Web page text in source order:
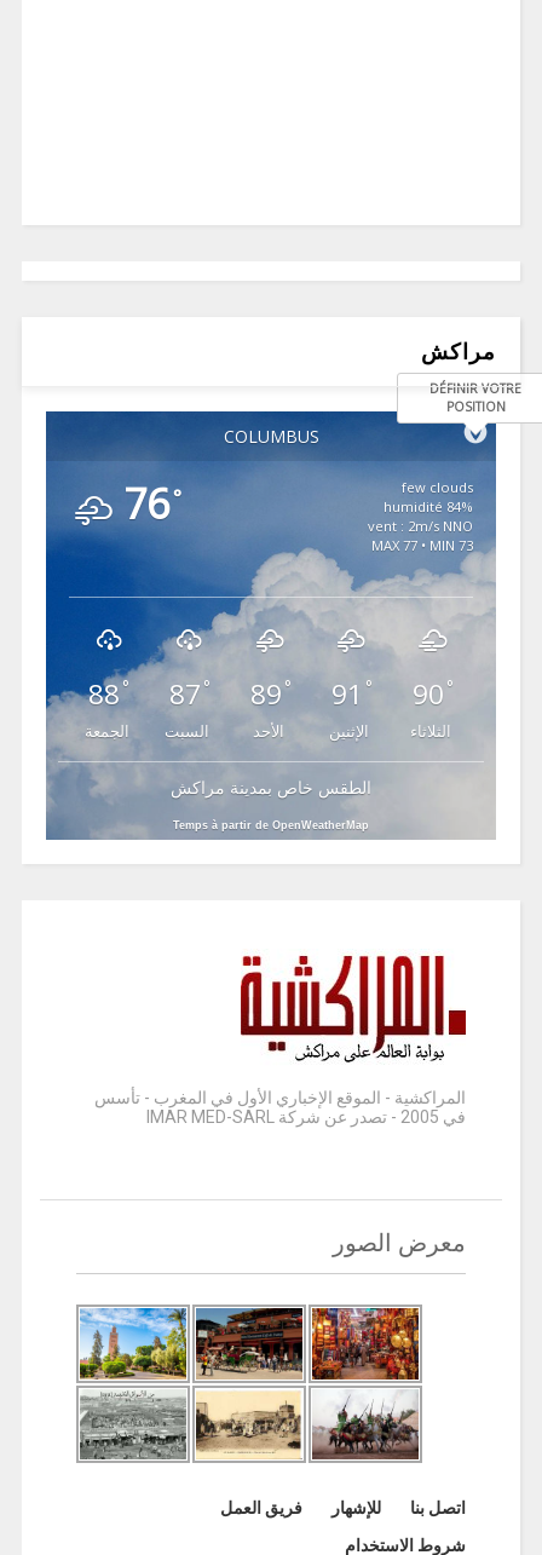
مراكش
COLUMBUS
DÉFINIR VOTRE
POSITION
76°
few clouds
84% humidité
vent : 2m/s NNO
MAX 77 • MIN 73
88°
الجمعة
87 °
السبت
89°
الأحد
91 °
الإثنين
90 °
الثلاثاء
الطقس خاص بمدينة مراكش
Temps à partir de OpenWeatherMap
المراكشية - الموقع الإخباري الأول في المغرب - تأسس
في 2005 - تصدر عن شركة IMAR MED-SARL
معرض الصور
اتصل بنا للإشهار
فريق العمل
شروط الاستخدام